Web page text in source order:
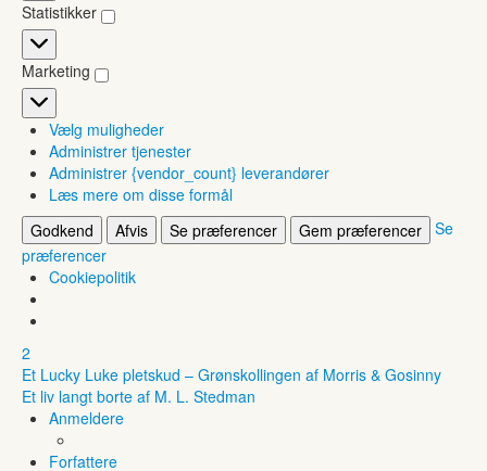
Statistikker
Statistikker
Marketing
Marketing
Vælg muligheder
Administrer tjenester
Administrer {vendor_count} leverandører
Læs mere om disse formål
Godkend
Afvis Se præferencer Gem præferencer Se
præferencer
Cookiepolitik
2
Et Lucky Luke pletskud – Grønskollingen af Morris & Gosinny
Et liv langt borte af M. L. Stedman
Anmeldere
Forfattere